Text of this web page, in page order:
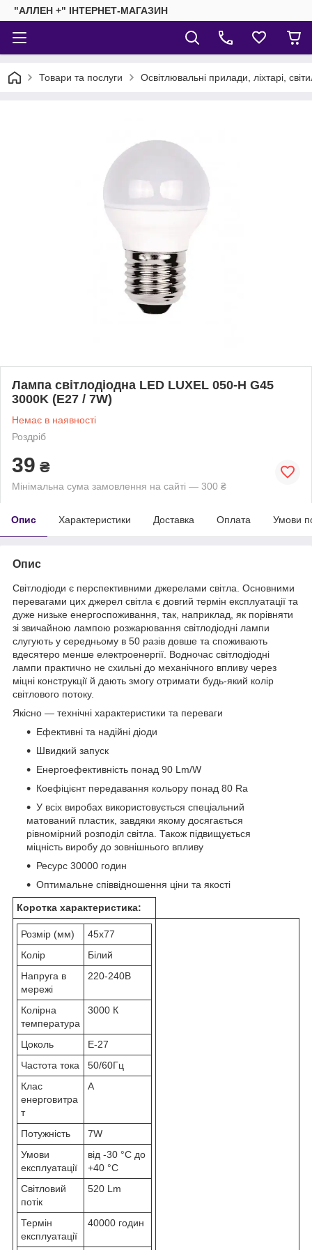
"АЛЛЕН +" ІНТЕРНЕТ-МАГАЗИН
Товари та послуги Освітлювальні прилади, ліхтарі,
Лампа світлодіодна LED LUXEL 050-H G45
3000K (E27 / 7W)
Немає в наявності
Роздріб
39 ₴
Мінімальна сума замовлення на сайті — 300 ₴
Опис Характеристики Доставка Оплата Умови
Опис
Світлодіоди є перспективними джерелами світла. Основними
перевагами цих джерел світла є довгий термін експлуатації та
дуже низьке енергоспоживання, так, наприклад, як порівняти
зі звичайною лампою розжарювання світлодіодні лампи
слугують у середньому в 50 разів довше та споживають
вдесятеро менше електроенергії. Водночас світлодіодні
лампи практично не схильні до механічного впливу через
міцні конструкції й дають змогу отримати будь-який колір
світлового потоку.
Якісно — технічні характеристики та переваги
Ефективні та надійні діоди
Швидкий запуск
Енергоефективність понад 90 Lm/W
Коефіцієнт передавання кольору понад 80 Ra
У всіх виробах використовується спеціальний
матований пластик, завдяки якому досягається
рівномірний розподіл світла. Також підвищується
міцність виробу до зовнішнього впливу
Ресурс 30000 годин
Оптимальне співвідношення ціни та якості
Коротка характеристика:
Розмір (мм)
45х77
Колір
Білий
Напруга в
мережі
220-240В
Колірна
температура
3000 К
Цоколь
Е-27
Частота тока
50/60Гц
Клас
енерговитра
т
А
Потужність
7W
Умови
експлуатації
від -30 °C до
+40 °C
Світловий
потік
520 Lm
Термін
експлуатації
40000 годин